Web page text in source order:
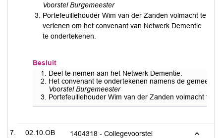
Voorstel Burgemeester
Portefeuillehouder Wim van der Zanden volmacht te
verlenen om het convenant van Netwerk Dementie
te ondertekenen.
Besluit
Deel te nemen aan het Netwerk Dementie.
Het convenant te ondertekenen namens de gemeente
Voorstel Burgemeester
Portefeuillehouder Wim van der Zanden volmacht te
02.10.OB
1404318 - Collegevoorstel